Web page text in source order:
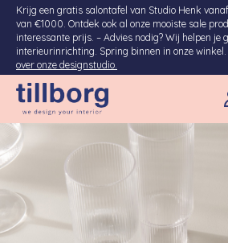
Krijg een gratis salontafel van Studio Henk
van €1000. Ontdek ook al onze mooiste sale
interessante prijs. – Advies nodig? Wij helpen je
interieurinrichting. Spring binnen in onze
over onze designstudio.